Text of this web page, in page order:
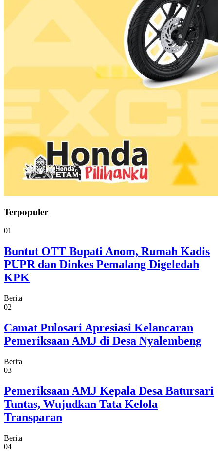
Terpopuler
01
Buntut OTT Bupati Anom, Rumah Kadis
PUPR dan Dinkes Pemalang Digeledah
KPK
Berita
02
Camat Pulosari Apresiasi Kelancaran
Pemeriksaan AMJ di Desa Nyalembeng
Berita
03
Pemeriksaan AMJ Kepala Desa Batursari
Tuntas, Wujudkan Tata Kelola
Transparan
Berita
04